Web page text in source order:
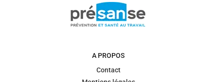
A PROPOS
Contact